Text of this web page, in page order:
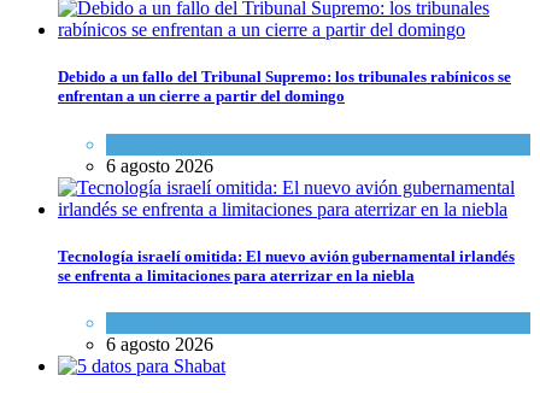
Debido a un fallo del Tribunal Supremo: los tribunales rabínicos se
enfrentan a un cierre a partir del domingo
6 agosto 2026
Tecnología israelí omitida: El nuevo avión gubernamental irlandés
se enfrenta a limitaciones para aterrizar en la niebla
6 agosto 2026